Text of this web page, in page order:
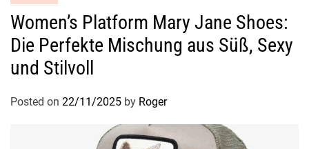
Women’s Platform Mary Jane Shoes:
Die Perfekte Mischung aus Süß, Sexy
und Stilvoll
Posted on 22/11/2025 by Roger